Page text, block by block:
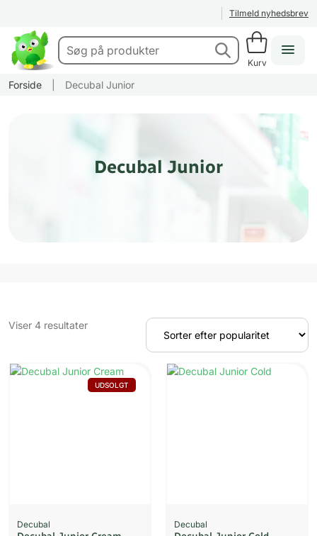
Tilmeld nyhedsbrev
Kurv
Forside Decubal Junior
Decubal Junior
Viser 4 resultaterSorteret
UDSOLGT
Decubal Decubal